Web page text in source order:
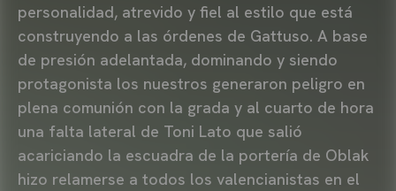
personalidad, atrevido y fiel al estilo que está
construyendo a las órdenes de Gattuso. A base
de presión adelantada, dominando y siendo
protagonista los nuestros generaron peligro en
plena comunión con la grada y al cuarto de hora
una falta lateral de Toni Lato que salió
acariciando la escuadra de la portería de Oblak
hizo relamerse a todos los valencianistas en el